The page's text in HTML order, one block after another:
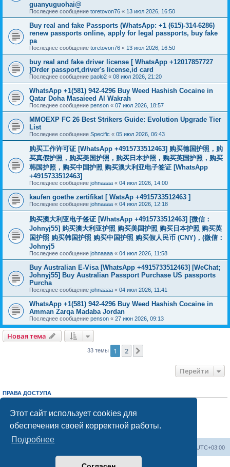
Этот сайт использует cookies для
обеспечения своей корректной работы.
Подробнее
guanyuguohai@
Последнее сообщение toretovon76 « 13 июл 2026, 16:50
Buy real and fake Passports (WhatsApp: +1 (615)-314-6286)
renew passports online, apply for legal passports, buy fake
pa
Последнее сообщение toretovon76 « 13 июл 2026, 16:50
buy real and fake driver license [ WhatsApp +12017857727
]Order passport,driver's license,id card
Последнее сообщение paolo2 « 08 июл 2026, 21:20
WhatsApp +1(581) 942-4296 Buy Weed Hashish Cocaine in
Qatar Doha Masaieed Al Wakrah
Последнее сообщение penson « 07 июл 2026, 18:57
MMOEXP FC 26 Best Strikers Guide: Evolution Upgrade Tier
List
Последнее сообщение Specific « 05 июл 2026, 06:43
购买工作许可证 [WhatsApp +4915733512463] 购买德国护照，购
买真假护照，购买美国护照，购买日本护照，购买英国护照，购买
韩国护照，购买中国护照 购买澳大利亚电子签证 [WhatsApp
+4915733512463]
Последнее сообщение johnaaaa « 04 июл 2026, 14:00
kaufen goethe zertifikat [ WatsAp +4915733512463 ]
Последнее сообщение johnaaaa « 04 июл 2026, 12:18
购买澳大利亚电子签证 [WhatsApp +4915733512463] [微信：
Johnyj55] 购买澳大利亚护照 购买美国护照 购买日本护照 购买英
国护照 购买韩国护照 购买中国护照 购买假人民币 (CNY)，(微信：
Johnyj5
Последнее сообщение johnaaaa « 04 июл 2026, 11:58
Buy Australian E-Visa [WhatsApp +4915733512463] [WeChat;
Johnyj55] Buy Australian Passport Purchase US passports
Purcha
Последнее сообщение johnaaaa « 04 июл 2026, 11:41
WhatsApp +1(581) 942-4296 Buy Weed Hashish Cocaine in
Amman Zarqa Madaba Jordan
Последнее сообщение penson « 27 июн 2026, 09:13
Новая тема
33 темы 1 2
Перейти
ПРАВА ДОСТУПА
Выне можетеотвечать на сообщения
Выне можетередактировать свои сообщения
Выне можетеудалять свои сообщения
добавлять вложения
UTC+03:00
Создано на основеphpBB® Forum Software © phpBB Limited